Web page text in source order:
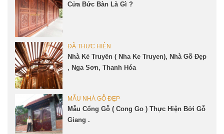
Cửa Bức Bàn Là Gì ?
ĐÃ THỰC HIỆN
Nhà Kẻ Truyền ( Nha Ke Truyen), Nhà Gỗ Đẹp
, Nga Sơn, Thanh Hóa
MẪU NHÀ GỖ ĐẸP
Mẫu Cổng Gỗ ( Cong Go ) Thực Hiện Bởi Gỗ
Giang .